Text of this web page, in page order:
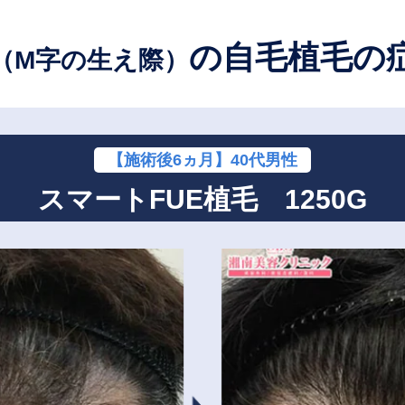
M字の生え際） の自毛植毛の
【施術後6ヵ月】40代男性
スマートFUE植毛 1250G